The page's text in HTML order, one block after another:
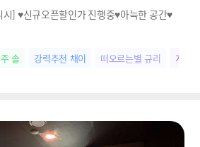
] ♥신규오픈할인가 진행중♥아늑한 공간♥
솔 강력추천 채이 떠오르는별 규리 개성